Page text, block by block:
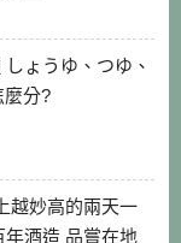
ょうゆ、つゆ、
麼分?
越妙高的兩天一
酒造 品嘗在地